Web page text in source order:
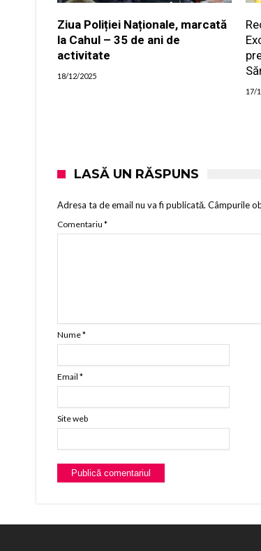
Ziua Poliției Naționale, marcată
la Cahul – 35 de ani de
activitate
18/12/2025
17/
LASĂ UN RĂSPUNS
Adresa ta de email nu va fi publicată. Câmpurile
Comentariu *
Nume*
Email *
Site web